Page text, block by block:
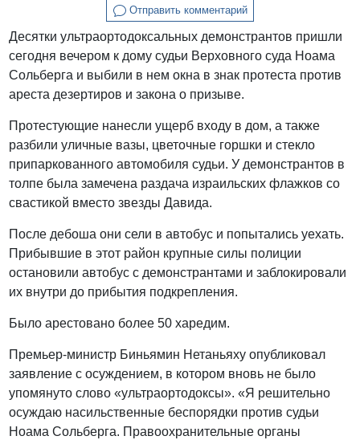
Отправить комментарий
Десятки ультраортодоксальных демонстрантов пришли
сегодня вечером к дому судьи Верховного суда Ноама
Сольберга и выбили в нем окна в знак протеста против
ареста дезертиров и закона о призыве.
Протестующие нанесли ущерб входу в дом, а также
разбили уличные вазы, цветочные горшки и стекло
припаркованного автомобиля судьи. У демонстрантов в
толпе была замечена раздача израильских флажков со
свастикой вместо звезды Давида.
После дебоша они сели в автобус и попытались уехать.
Прибывшие в этот район крупные силы полиции
остановили автобус с демонстрантами и заблокировали
их внутри до прибытия подкрепления.
Было арестовано более 50 харедим.
Премьер-министр Биньямин Нетаньяху опубликовал
заявление с осуждением, в котором вновь не было
упомянуто слово «ультраортодоксы». «Я решительно
осуждаю насильственные беспорядки против судьи
Ноама Сольберга. Правоохранительные органы